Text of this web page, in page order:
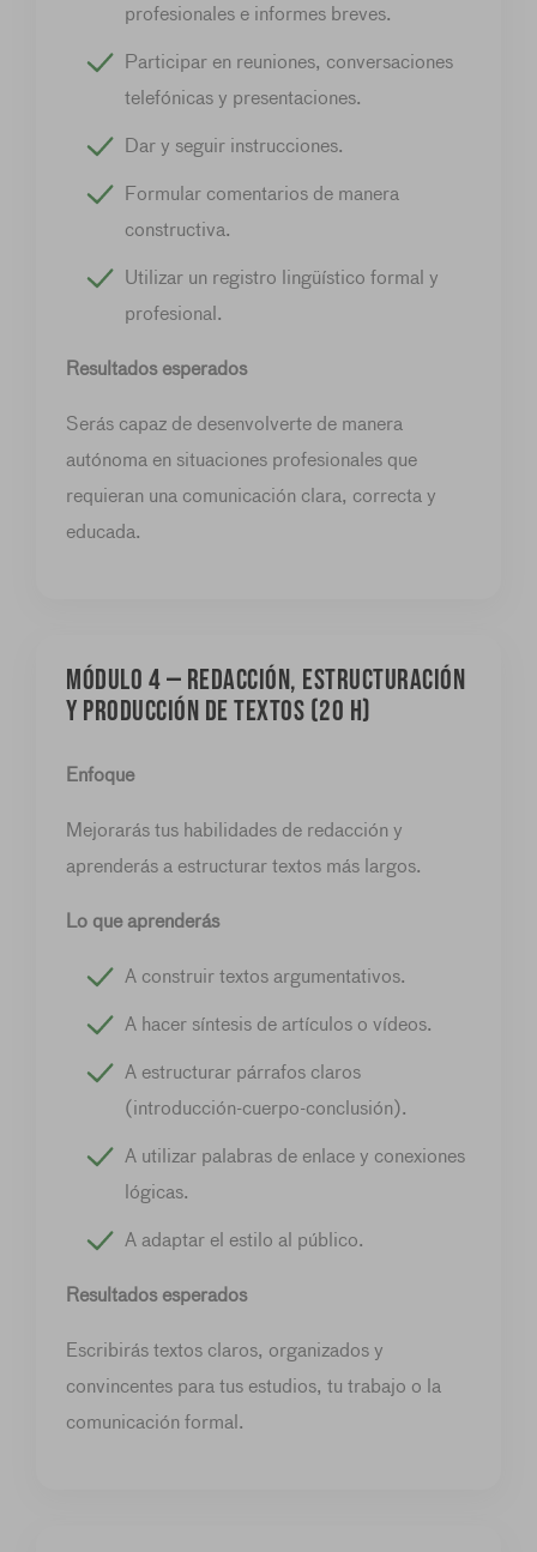
profesionales e informes breves.
Participar en reuniones, conversaciones
telefónicas y presentaciones.
Dar y seguir instrucciones.
Formular comentarios de manera
constructiva.
Utilizar un registro lingüístico formal y
profesional.
Resultados esperados
Serás capaz de desenvolverte de manera
autónoma en situaciones profesionales que
requieran una comunicación clara, correcta y
educada.
MÓDULO 4 — Redacción, estructuración
y producción de textos (20 h)
Enfoque
Mejorarás tus habilidades de redacción y
aprenderás a estructurar textos más largos.
Lo que aprenderás
A construir textos argumentativos.
A hacer síntesis de artículos o vídeos.
A estructurar párrafos claros
(introducción-cuerpo-conclusión).
A utilizar palabras de enlace y conexiones
lógicas.
A adaptar el estilo al público.
Resultados esperados
Escribirás textos claros, organizados y
convincentes para tus estudios, tu trabajo o la
comunicación formal.